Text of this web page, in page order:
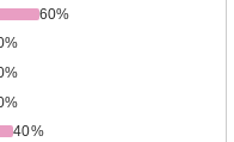
60%
40%